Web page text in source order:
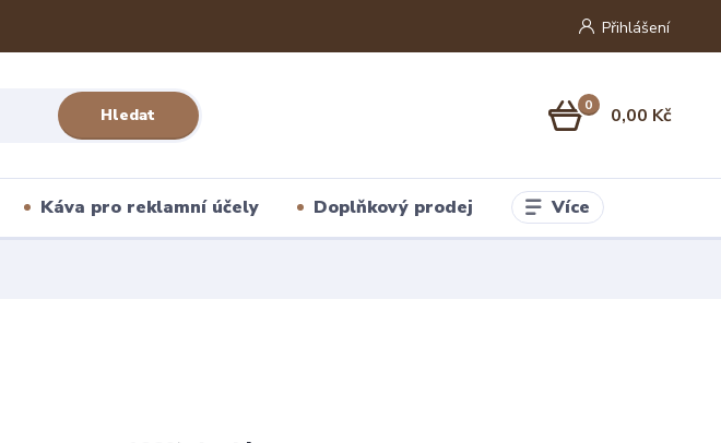
Přihlášení
Hledat 0 0,00 Kč
Káva pro reklamní účely Doplňkový prodej Více